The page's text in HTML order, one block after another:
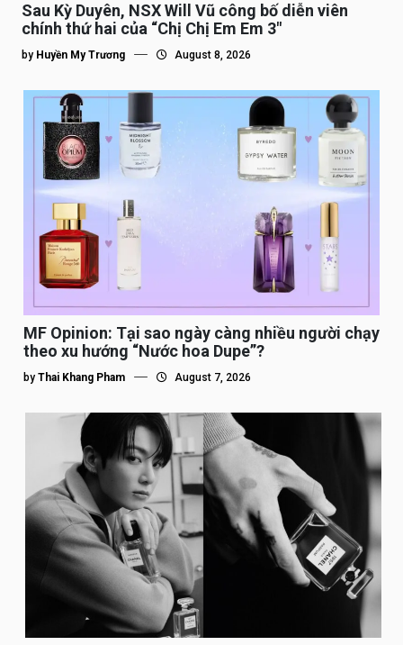
Sau Kỳ Duyên, NSX Will Vũ công bố diễn viên
chính thứ hai của “Chị Chị Em Em 3″
by Huyền My Trương August 8, 2026
MF Opinion: Tại sao ngày càng nhiều người chạy
theo xu hướng “Nước hoa Dupe”?
by Thai Khang Pham August 7, 2026